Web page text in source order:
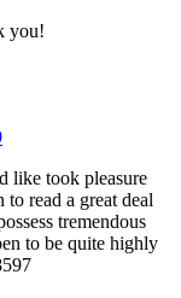
you!
like took pleasure
read a great deal
tremendous
to be quite highly